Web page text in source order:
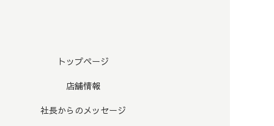
トップページ
店舗情報
社長からのメッセージ